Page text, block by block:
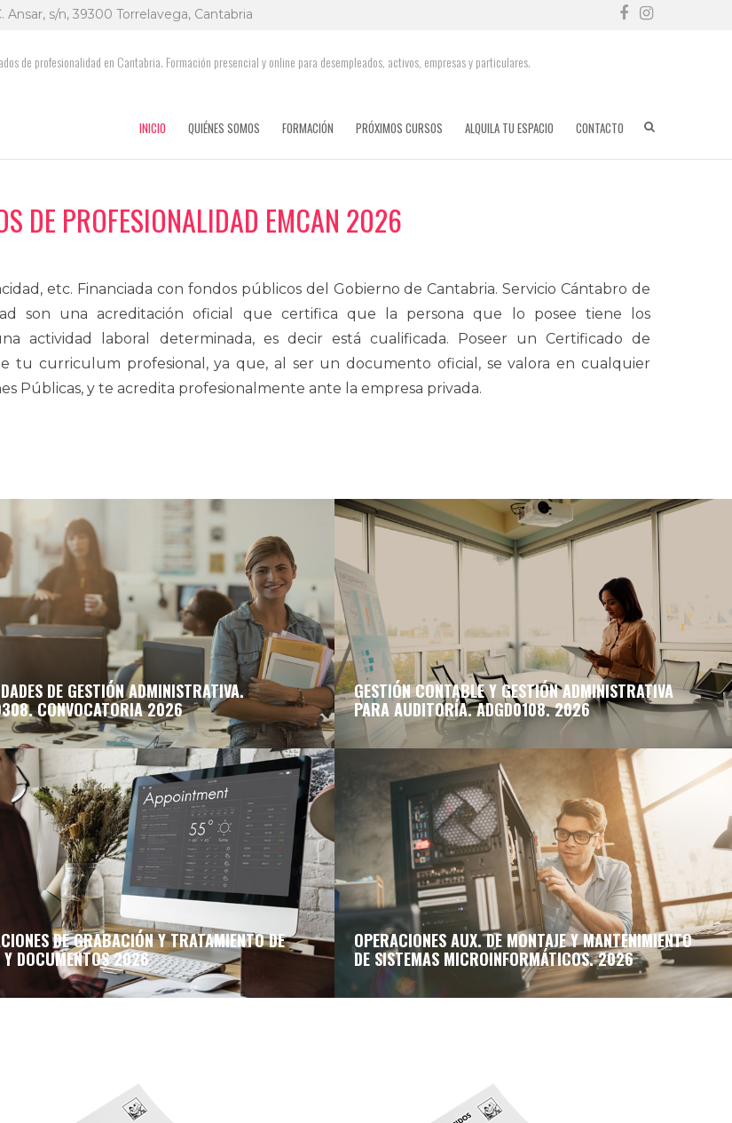
Ansar, s/n, 39300 Torrelavega, Cantabria Facebook
de profesionalidad en Cantabria. Formación presencial y online para desempleados, activos, empresas y particulares.
INICIO QUIÉNES SOMOS FORMACIÓN PRÓXIMOS CURSOS ALQUILA TU ESPACIO CONTACTO
DE PROFESIONALIDAD EMCAN 2026
etc. Financiada con fondos públicos del Gobierno de Cantabria. Servicio Cántabro de
son una acreditación oficial que certifica que la persona que lo posee tiene los
actividad laboral determinada, es decir está cualificada. Poseer un Certificado de
tu curriculum profesional, ya que, al ser un documento oficial, se valora en cualquier
Públicas, y te acredita profesionalmente ante la empresa privada.
DE GESTIÓN ADMINISTRATIVA.
CONVOCATORIA 2026
GESTIÓN CONTABLE Y GESTIÓN ADMINISTRATIVA
PARA AUDITORÍA. ADGD0108. 2026
DE GRABACIÓN Y TRATAMIENTO DE
Y DOCUMENTOS 2026
OPERACIONES AUX. DE MONTAJE Y MANTENIMIENTO
DE SISTEMAS MICROINFORMÁTICOS. 2026